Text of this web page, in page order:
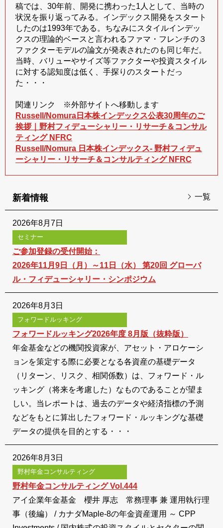
稿では、30年前、開発に携わった1人として、当時の
状況を振り返ってみる。インデックス開発をスタート
したのは1993年である。ちなみにスタイルインデッ
クスの理論的ベースと言われるファマ・フレンチの３
ファクターモデルの論文が発表されたのも同じ年だ。
当時、バリューやサイズ等ファクターや投資スタイル
に対する認知度は低く、手探りのスタートだっ
た・・・
関連リンク ※外部サイトへ移動します
Russell/Nomura日本株インデックス公表30周年のご
挨拶｜野村フィデューシャリー・リサーチ＆コンサル
ティング NFRC
Russell/Nomura 日本株インデックス- 野村フィデュ
ーシャリー・リサーチ＆コンサルティング NFRC
新着情報 一覧
2026年8月7日
セミナー
ご参加登録の受付開始：
2026年11月9日（月）～11日（水） 第20回 グローバ
ル・フィデューシャリー・シンポジウム
2026年8月3日
フォワードルッキング
フォワードルッキング2026年度 8月版（抜粋版）
年金基金などの機関投資家が、アセット・アロケーシ
ョンを策定する際に必要となる各資産の基礎データ
（リターン、リスク、相関係数）は、フォワード・ル
ッキング（将来を考慮した）なものであることが望ま
しい。当レポートは、過去のデータや経済指標の予測
などをもとに算出したフォワード・ルッキングな基礎
データの提供を目的とする・・・
2026年8月3日
野村年金コンサルティング
野村年金コンサルティング Vol.444
アイ企業年金基金 櫻井 厚志 常務理事 兼 運用執行理
事（後編） / カナダMaple-8の年金資産運用 ～ CPP